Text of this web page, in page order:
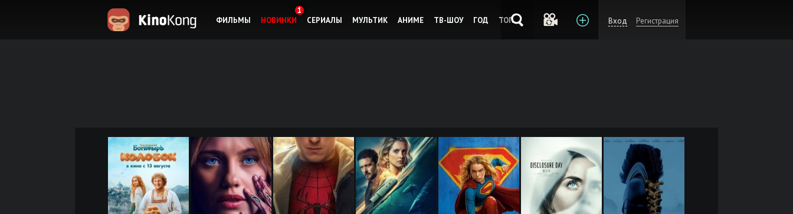
ФИЛЬМЫ НОВИНКИ
1
СЕРИАЛЫ
МУЛЬТИК АНИМЕ ТВ-ШОУ ГОД ТОП Вход Регистрация